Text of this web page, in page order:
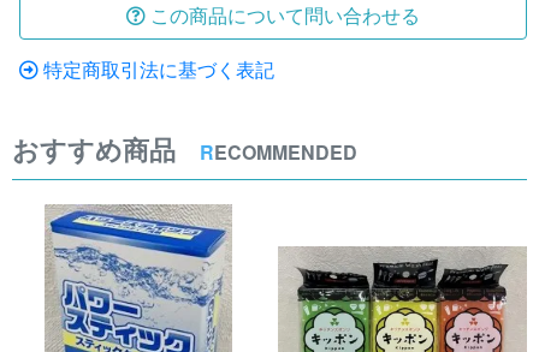
この商品について問い合わせる
特定商取引法に基づく表記
おすすめ商品 RECOMMENDED